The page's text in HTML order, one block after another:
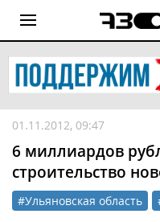
01.11.2012, 09:47
6 миллиардов
строительство
#Ульяновская область